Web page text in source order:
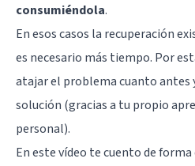
consumiéndola.
En esos casos la recuperación
es necesario más tiempo. Por
atajar el problema cuanto antes
solución (gracias a tu propio
personal).
En este vídeo te cuento de